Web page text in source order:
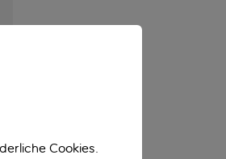
Cookies.